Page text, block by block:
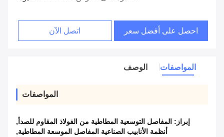
احصل على أفضل سعر اتصل الآن
المواصفات الوصف
المواصفات
إبراز: المفاصل التوسعية المطاطية من الفولاذ المقاوم للصدأ ,
أنظمة الأنابيب الصناعية المفاصل الموسعة المطاطية,